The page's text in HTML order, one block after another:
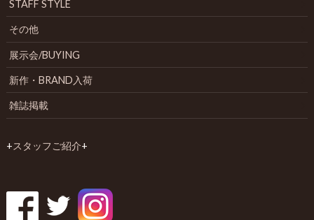
STAFF STYLE
その他
展示会/BUYING
新作・BRAND入荷
雑誌掲載
+スタッフご紹介+